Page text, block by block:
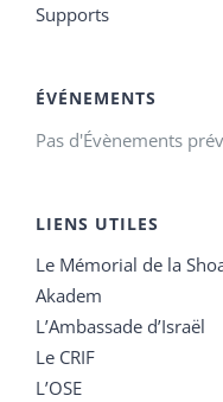
Supports
ÉVÉNEMENTS
Pas d'Évènements
LIENS UTILES
Le Mémorial de la
Akadem
L’Ambassade d’Israël
Le CRIF
L’OSE